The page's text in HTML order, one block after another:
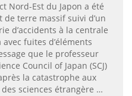
Nord-Est du Japon a été
terre massif suivi d’un
d’accidents à la centrale
fuites d’éléments
que le professeur
Council of Japan (SCJ)
la catastrophe aux
sciences étrangère …